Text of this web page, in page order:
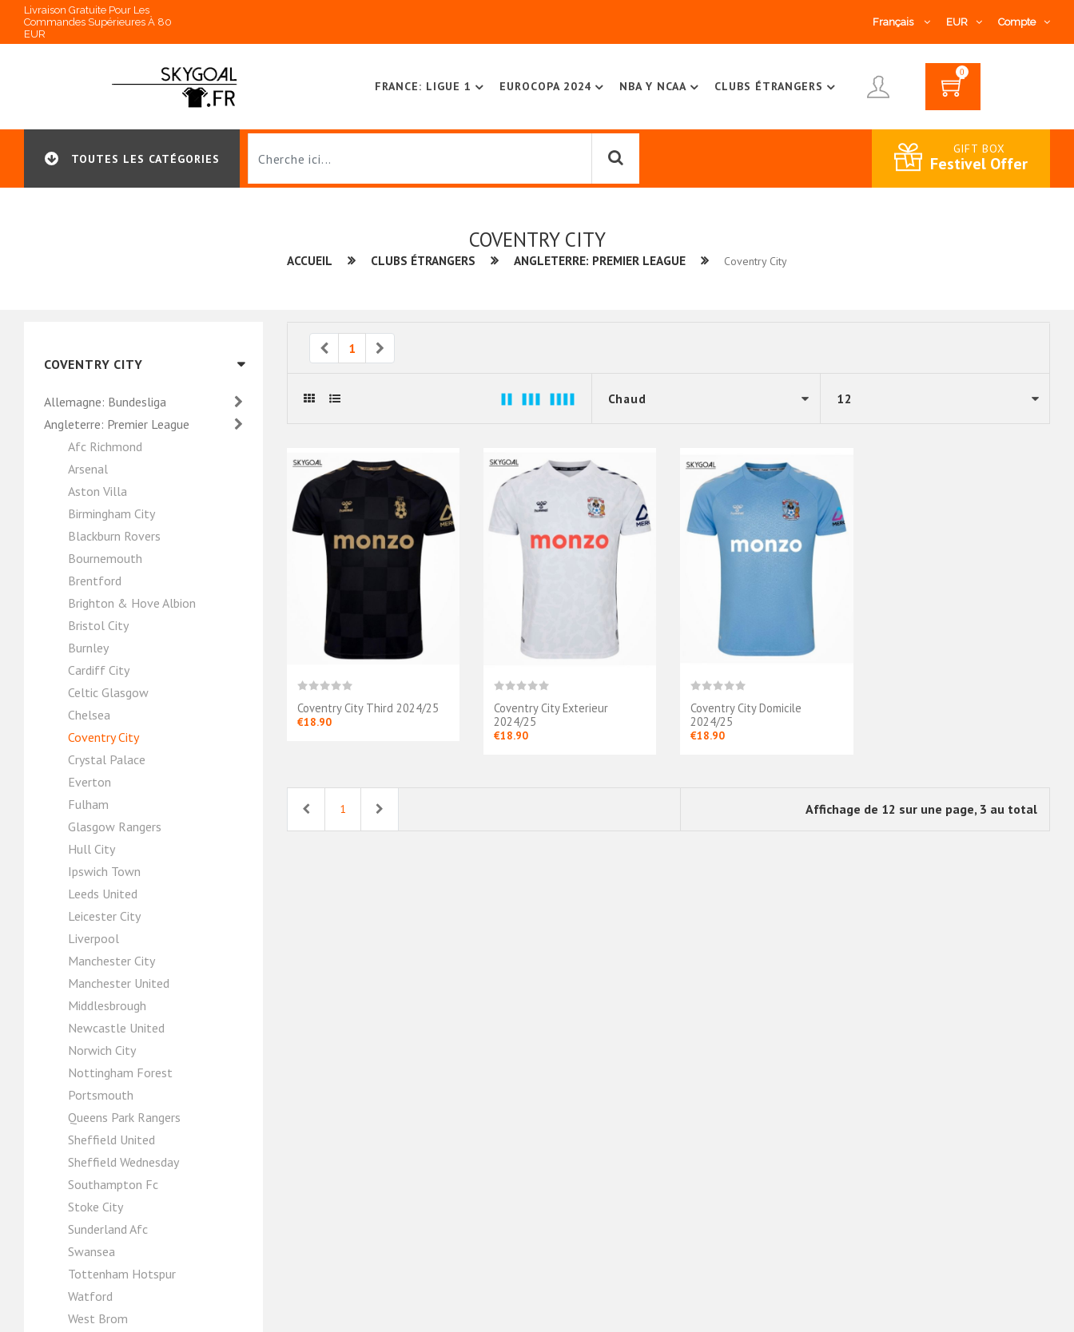
Livraison Gratuite Pour Les
Commandes Supérieures À 80
EUR
Français EUR Compte
FRANCE: LIGUE 1 EUROCOPA 2024 NBA Y NCAA CLUBS ÉTRANGERS
0
TOUTES LES CATÉGORIES
GIFT BOX
Festivel Offer
COVENTRY CITY
ACCUEIL CLUBS ÉTRANGERS ANGLETERRE: PREMIER LEAGUE Coventry City
COVENTRY CITY
Allemagne: Bundesliga
Angleterre: Premier League
Afc Richmond
Arsenal
Aston Villa
Birmingham City
Blackburn Rovers
Bournemouth
Brentford
Brighton & Hove Albion
Bristol City
Burnley
Cardiff City
Celtic Glasgow
Chelsea
Coventry City
Crystal Palace
Everton
Fulham
Glasgow Rangers
Hull City
Ipswich Town
Leeds United
Leicester City
Liverpool
Manchester City
Manchester United
Middlesbrough
Newcastle United
Norwich City
Nottingham Forest
Portsmouth
Queens Park Rangers
Sheffield United
Sheffield Wednesday
Southampton Fc
Stoke City
Sunderland Afc
Swansea
Tottenham Hotspur
Watford
West Brom
Previous
1 Next
Coventry City Third 2024/25
€18.90
Coventry City Exterieur
2024/25
€18.90
Coventry City Domicile
2024/25
€18.90
Previous1 Next Affichage de 12 sur une page, 3 au total